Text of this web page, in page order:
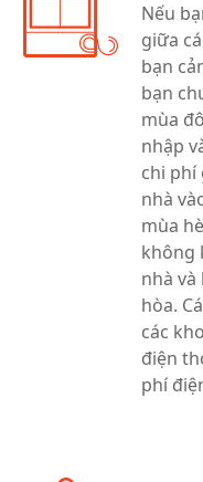
Nếu
giữa
bạn
bạn
mùa
nhập
chi
nhà
mùa
không
nhà
hòa.
các
điện
phí